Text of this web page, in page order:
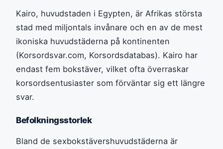
Kairo, huvudstaden i Egypten, är Afrikas största
stad med miljontals invånare och en av de mest
ikoniska huvudstäderna på kontinenten
(Korsordsvar.com, Korsordsdatabas). Kairo har
endast fem bokstäver, vilket ofta överraskar
korsordsentusiaster som förväntar sig ett längre
svar.
Befolkningsstorlek
Bland de sexbokstävershuvudstäderna är